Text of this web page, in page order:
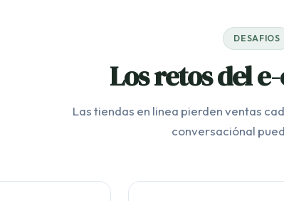
DESAFIOS
Los retos del
Las tiendas en linea pierden ventas
conversaciónal